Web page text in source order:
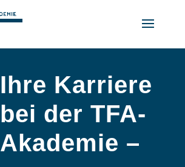
Ihre Karriere
bei der TFA-
Akademie –